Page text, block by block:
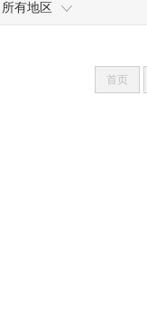
所有地区
首页